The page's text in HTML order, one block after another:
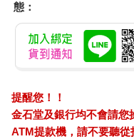
態：
提醒您！！
金石堂及銀行均不會請您
ATM提款機，請不要聽從